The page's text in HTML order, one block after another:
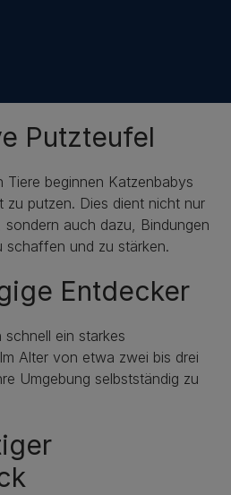
Putzteufel
Tiere beginnen Katzenbabys
zu putzen. Dies dient nicht nur
sondern auch dazu, Bindungen
schaffen und zu stärken.
Entdecker
ein starkes
Alter von etwa zwei bis drei
Umgebung selbstständig zu